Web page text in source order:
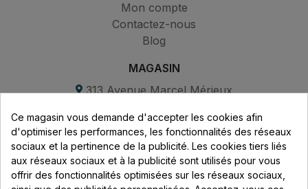
Mon compte
Contactez-nous
Blog
MAGASIN
313 Avenue Marcel Mérieux
69530 Brignais
Lundi au vendredi :
8h - 16h
Ce magasin vous demande d'accepter les cookies afin
d'optimiser les performances, les fonctionnalités des réseaux
sociaux et la pertinence de la publicité. Les cookies tiers liés
aux réseaux sociaux et à la publicité sont utilisés pour vous
offrir des fonctionnalités optimisées sur les réseaux sociaux,